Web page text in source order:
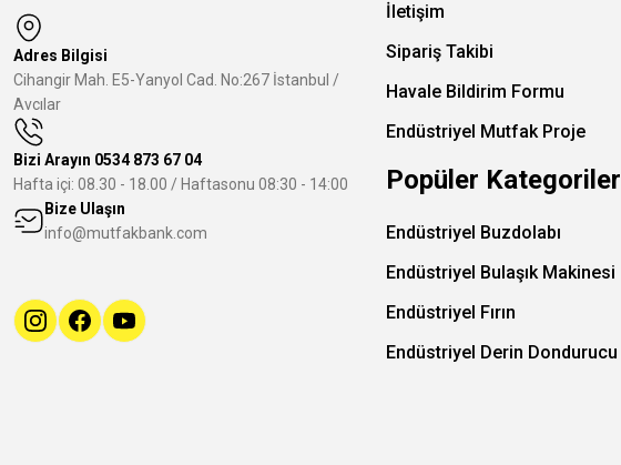
Adres Bilgisi
Cihangir Mah. E5-Yanyol Cad. No:267 İstanbul /
Avcılar
Bizi Arayın 0534 873 67 04
Hafta içi: 08.30 - 18.00 / Haftasonu 08:30 - 14:00
Bize Ulaşın
info@mutfakbank.com
İletişim
Sipariş Takibi
Havale Bildirim Formu
Endüstriyel Mutfak Proje
Popüler Kategoriler
Endüstriyel Buzdolabı
Endüstriyel Bulaşık Makinesi
Endüstriyel Fırın
Endüstriyel Derin Dondurucu